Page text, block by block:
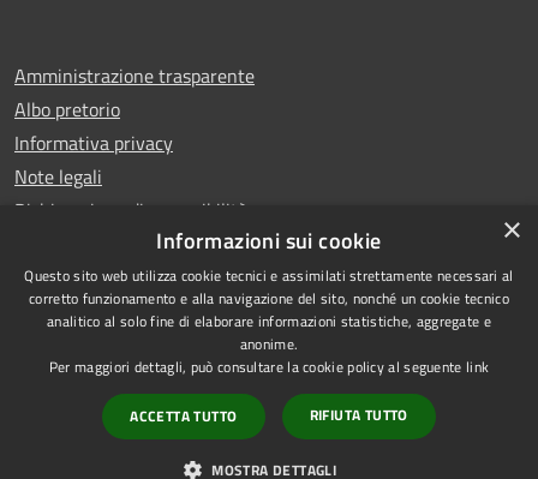
Amministrazione trasparente
Albo pretorio
Informativa privacy
Note legali
Dichiarazione di accessibilità
RSS
Accessibilità
Copyright © 2026 • Comune di
Castello di Cisterna • Powered
byMunicipium•
redazione
×
Informazioni sui cookie
Questo sito web utilizza cookie tecnici e assimilati strettamente necessari al
corretto funzionamento e alla navigazione del sito, nonché un cookie tecnico
analitico al solo fine di elaborare informazioni statistiche, aggregate e
anonime.
Per maggiori dettagli, può consultare la cookie policy al seguente link
ACCETTA TUTTO RIFIUTA TUTTO
MOSTRA DETTAGLI